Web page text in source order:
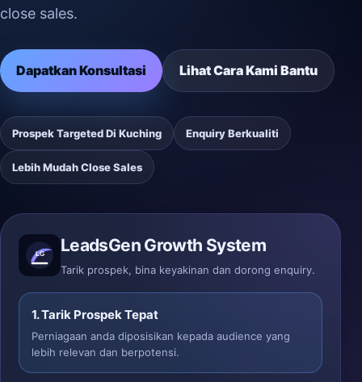
close sales.
Dapatkan Konsultasi Lihat Cara Kami Bantu
Prospek Targeted Di Kuching Enquiry Berkualiti
Lebih Mudah Close Sales
LeadsGen Growth System
Tarik prospek, bina keyakinan dan dorong enquiry.
1. Tarik Prospek Tepat
Perniagaan anda diposisikan kepada audience yang
lebih relevan dan berpotensi.